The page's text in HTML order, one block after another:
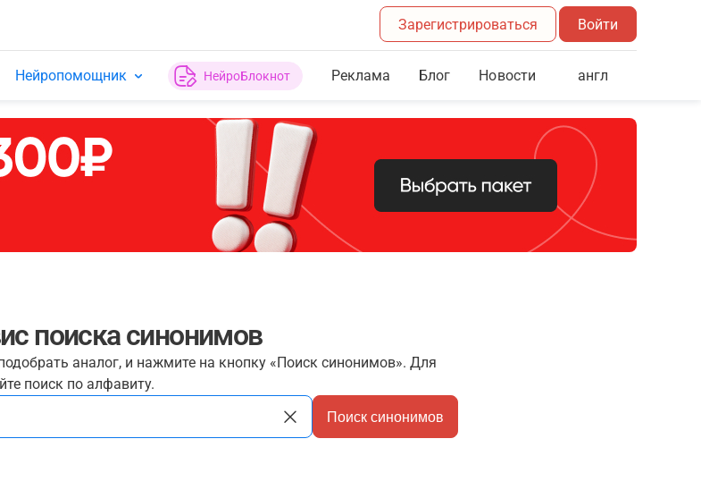
Зарегистрироваться Войти
Нейропомощник НейроБлокнот Реклама Блог Новости англ
поиска синонимов
аналог, и нажмите на кнопку «Поиск синонимов». Для
поиск по алфавиту.
Поиск синонимов